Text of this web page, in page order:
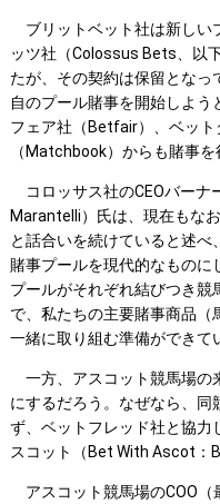
ブリットベット社は新しい
ッツ社（Colossus Bets、以
たが、その契約は保留となっ
自のプール賭事を開始しよう
フェア社（Betfair）、ベッ
（Matchbook）からも賭事を
コロッサス社のCEOバーナ
Marantelli）氏は、現在もな
と話合いを続けていると述
賭事プールを現代的なものに
プールがそれぞれ結びつき
で、私たちの主要賭事商品（
一緒に取り組む準備ができて
一方、アスコット競馬場の
にするだろう。なぜなら、
ず、ベットフレッド社と協力
スコット（Bet With Ascot：
アスコット競馬場のCOO（